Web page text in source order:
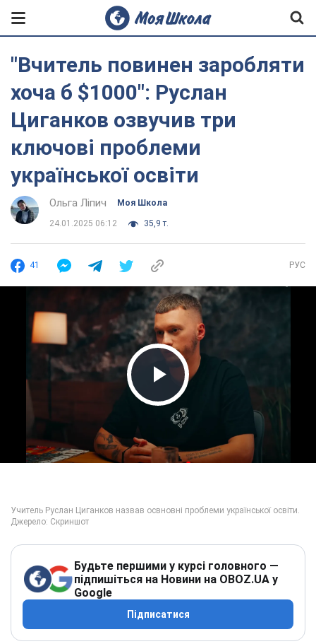
"Вчитель повинен заробляти
хоча б $1000": Руслан
Циганков озвучив три
ключові проблеми
української освіти
Ольга Ліпич Моя Школа
24.01.2025 06:12 35,9 т.
41 РУС
Play Video
Будьте першими у курсі головного —
підпишіться на Новини на OBOZ.UA у
Google
Підписатися